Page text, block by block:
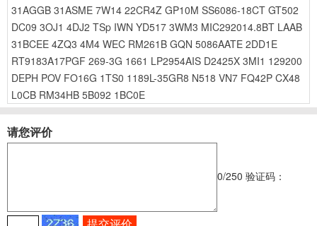
31AGGB 31ASME 7W14 22CR4Z GP10M SS6086-18CT GT502
DC09 3OJ1 4DJ2 TSp IWN YD517 3WM3 MIC292014.8BT LAAB
31BCEE 4ZQ3 4M4 WEC RM261B GQN 5086AATE 2DD1E
RT9183A17PGF 269-3G 1661 LP2954AIS D2425X 3MI1 129200
DEPH POV FO16G 1TS0 1189L-35GR8 N518 VN7 FQ42P CX48
L0CB RM34HB 5B092 1BC0E
请您评价
0/250 验证码：